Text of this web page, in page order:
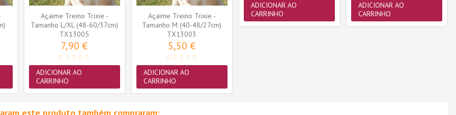
Açaime Treino Trixie -
Tamanho L/XL (48-60/37cm)
(TX13005)
TX13005
7,90 €
ADICIONAR AO
CARRINHO
Açaime Treino Trixie -
Tamanho M (40-48/27cm)
(TX13003)
TX13003
5,50 €
ADICIONAR AO
CARRINHO
ADICIONAR AO
CARRINHO
ADICIONAR AO
CARRINHO
este produto também compraram: